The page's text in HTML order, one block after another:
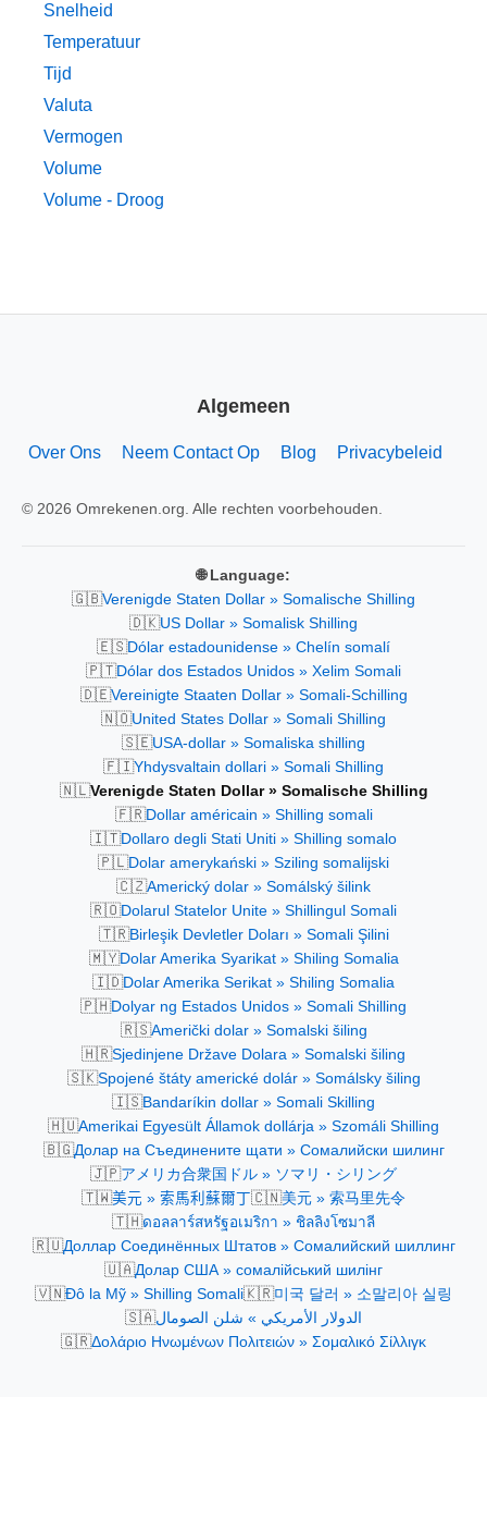
Snelheid
Temperatuur
Tijd
Valuta
Vermogen
Volume
Volume - Droog
Algemeen
Over Ons Neem Contact Op Blog Privacybeleid
© 2026 Omrekenen.org. Alle rechten voorbehouden.
🌐 Language:
🇬🇧Verenigde Staten Dollar » Somalische Shilling
🇩🇰US Dollar » Somalisk Shilling
🇪🇸Dólar estadounidense » Chelín somalí
🇵🇹Dólar dos Estados Unidos » Xelim Somali
🇩🇪Vereinigte Staaten Dollar » Somali-Schilling
🇳🇴United States Dollar » Somali Shilling
🇸🇪USA-dollar » Somaliska shilling
🇫🇮Yhdysvaltain dollari » Somali Shilling
🇳🇱Verenigde Staten Dollar » Somalische Shilling
🇫🇷Dollar américain » Shilling somali
🇮🇹Dollaro degli Stati Uniti » Shilling somalo
🇵🇱Dolar amerykański » Sziling somalijski
🇨🇿Americký dolar » Somálský šilink
🇷🇴Dolarul Statelor Unite » Shillingul Somali
🇹🇷Birleşik Devletler Doları » Somali Şilini
🇲🇾Dolar Amerika Syarikat » Shiling Somalia
🇮🇩Dolar Amerika Serikat » Shiling Somalia
🇵🇭Dolyar ng Estados Unidos » Somali Shilling
🇷🇸Američki dolar » Somalski šiling
🇭🇷Sjedinjene Države Dolara » Somalski šiling
🇸🇰Spojené štáty americké dolár » Somálsky šiling
🇮🇸Bandaríkin dollar » Somali Skilling
🇭🇺Amerikai Egyesült Államok dollárja » Szomáli Shilling
🇧🇬Долар на Съединените щати » Сомалийски шилинг
🇯🇵アメリカ合衆国ドル » ソマリ・シリング
🇹🇼美元 » 索馬利蘇爾丁🇨🇳美元 » 索马里先令
🇹🇭ดอลลาร์สหรัฐอเมริกา » ชิลลิงโซมาลี
🇷🇺Доллар Соединённых Штатов » Сомалийский шиллинг
🇺🇦Долар США » сомалійський шилінг
🇻🇳Đô la Mỹ » Shilling Somali🇰🇷미국 달러 » 소말리아 실링
🇸🇦الدولار الأمريكي » شلن الصومال
🇬🇷Δολάριο Ηνωμένων Πολιτειών » Σομαλικό Σίλλιγκ